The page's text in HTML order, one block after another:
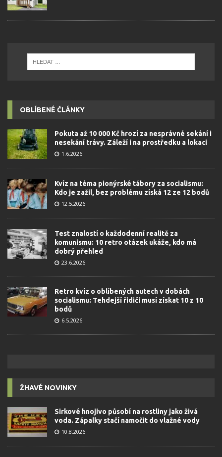
OBLÍBENÉ ČLÁNKY
Pokuta až 10 000 Kč hrozí za nesprávné sekání i
nesekání trávy. Záleží i na prostředku a lokaci
1.6.2026
Kvíz na téma pionýrské tábory za socialismu:
Kdo je zažil, bez problému získá 12 ze 12 bodů
12.5.2026
Test znalostí o každodenní realitě za
komunismu: 10 retro otázek ukáže, kdo má
dobrý přehled
23.6.2026
Retro kvíz o oblíbených autech v dobách
socialismu: Tehdejší řidiči musí získat 10 z 10
bodů
6.5.2026
ŽHAVÉ NOVINKY
Sirkové hnojivo působí na rostliny jako živá
voda. Zápalky stačí namočit do vlažné vody
10.8.2026